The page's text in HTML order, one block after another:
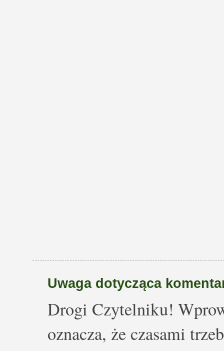
Uwaga dotycząca
Drogi Czytelniku!
oznacza, że czasami